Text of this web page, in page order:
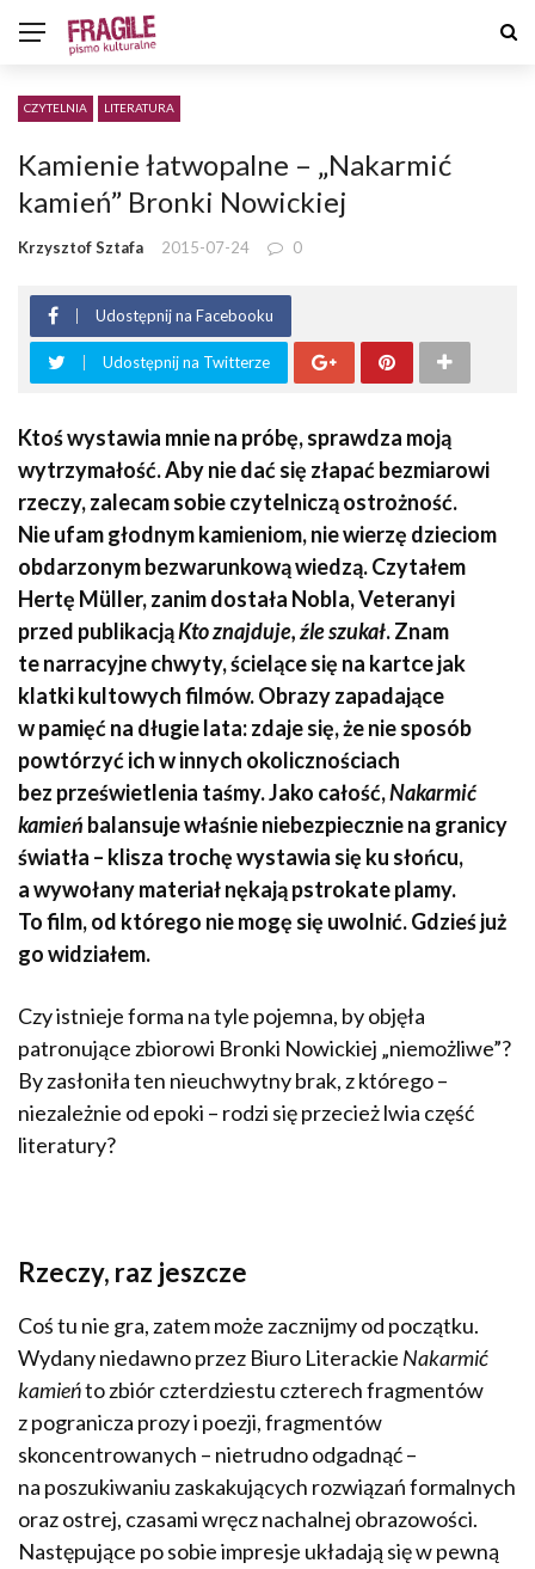
CZYTELNIA LITERATURA
Kamienie łatwopalne – „Nakarmić
kamień” Bronki Nowickiej
Krzysztof Sztafa 2015-07-24 0
Udostępnij na Facebooku
Udostępnij na Twitterze
Ktoś wystawia mnie na próbę, sprawdza moją
wytrzymałość. Aby nie dać się złapać bezmiarowi
rzeczy, zalecam sobie czytelniczą ostrożność.
Nie ufam głodnym kamieniom, nie wierzę dzieciom
obdarzonym bezwarunkową wiedzą. Czytałem
Hertę Müller, zanim dostała Nobla, Veteranyi
przed publikacjąKto znajduje, źle szukał. Znam
te narracyjne chwyty, ścielące się na kartce jak
klatki kultowych filmów. Obrazy zapadające
w pamięć na długie lata: zdaje się, że nie sposób
powtórzyć ich w innych okolicznościach
bez prześwietlenia taśmy. Jako całość,Nakarmić
kamień balansuje właśnie niebezpiecznie na granicy
światła – klisza trochę wystawia się ku słońcu,
a wywołany materiał nękają pstrokate plamy.
To film, od którego nie mogę się uwolnić. Gdzieś już
go widziałem.
Czy istnieje forma na tyle pojemna, by objęła
patronujące zbiorowi Bronki Nowickiej „niemożliwe”?
By zasłoniła ten nieuchwytny brak, z którego –
niezależnie od epoki – rodzi się przecież lwia część
literatury?
Rzeczy, raz jeszcze
Coś tu nie gra, zatem może zacznijmy od początku.
Wydany niedawno przez Biuro Literackie Nakarmić
kamieńto zbiór czterdziestu czterech fragmentów
z pogranicza prozy i poezji, fragmentów
skoncentrowanych – nietrudno odgadnąć –
na poszukiwaniu zaskakujących rozwiązań formalnych
oraz ostrej, czasami wręcz nachalnej obrazowości.
Następujące po sobie impresje układają się w pewną